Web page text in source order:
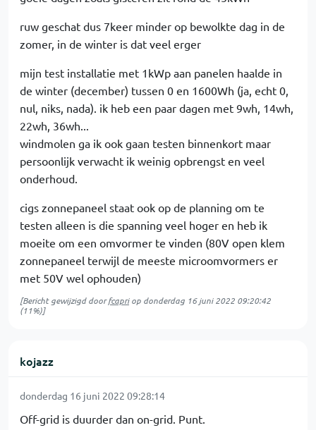
ruw geschat dus 7keer minder op bewolkte dag in de
zomer, in de winter is dat veel erger
mijn test installatie met 1kWp aan panelen haalde in
de winter (december) tussen 0 en 1600Wh (ja, echt 0,
nul, niks, nada). ik heb een paar dagen met 9wh, 14wh,
22wh, 36wh...
windmolen ga ik ook gaan testen binnenkort maar
persoonlijk verwacht ik weinig opbrengst en veel
onderhoud.
cigs zonnepaneel staat ook op de planning om te
testen alleen is die spanning veel hoger en heb ik
moeite om een omvormer te vinden (80V open klem
zonnepaneel terwijl de meeste microomvormers er
met 50V wel ophouden)
[Bericht gewijzigd doorfcapriop donderdag 16 juni 2022 09:20:42
(11%)]
kojazz
donderdag 16 juni 2022 09:28:14
Off-grid is duurder dan on-grid. Punt.